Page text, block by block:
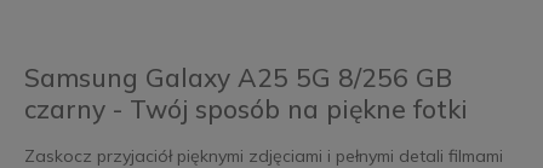
Samsung Galaxy A25 5G 8/256 GB
czarny - Twój sposób na piękne fotki
Zaskocz przyjaciół pięknymi zdjęciami i pełnymi detali filmami